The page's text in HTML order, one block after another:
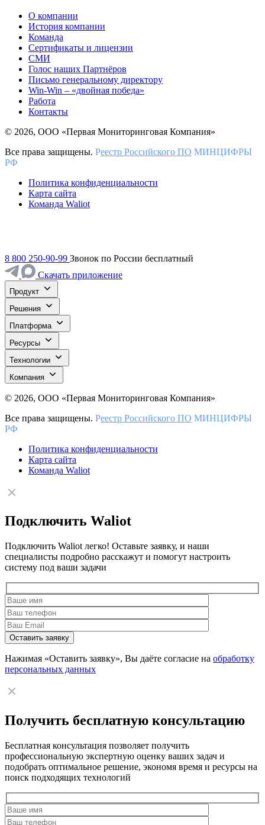
О компании
История компании
Команда
Сертификаты и лицензии
СМИ
Голос наших Партнёров
Письмо генеральному директору
Win-Win – «двойная победа»
Работа
Контакты
© 2026, ООО «Первая Мониторинговая Компания»
Все права защищены. Реестр Российского ПО МИНЦИФРЫ
РФ
Политика конфиденциальности
Карта сайта
Команда Waliot
8 800 250-90-99 Звонок по России бесплатный
Скачать приложение
Продукт
Решения
Платформа
Ресурсы
Технологии
Компания
© 2026, ООО «Первая Мониторинговая Компания»
Все права защищены. Реестр Российского ПО МИНЦИФРЫ
РФ
Политика конфиденциальности
Карта сайта
Команда Waliot
Подключить Waliot
Подключить Waliot легко! Оставьте заявку, и наши
специалисты подробно расскажут и помогут настроить
систему под ваши задачи
Нажимая «Оставить заявку», Вы даёте согласие на обработку
персональных данных
Получить бесплатную консультацию
Бесплатная консультация позволяет получить
профессиональную экспертную оценку ваших задач и
подобрать оптимальное решение, экономя время и ресурсы на
поиск подходящих технологий